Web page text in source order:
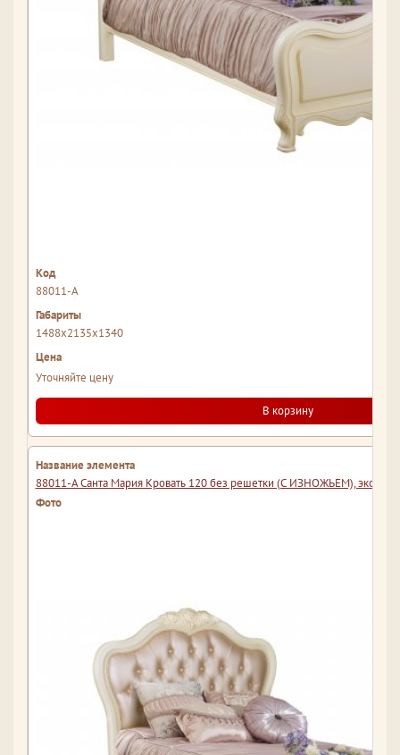
88011-А
1488x2135x1340
Уточняйте цену
В корзину
88011-A Санта Мария Кровать 120 без решетки (С ИЗНОЖЬЕМ),